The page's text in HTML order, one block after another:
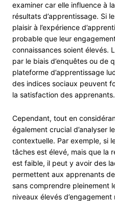
examiner car elle influence à
résultats d’apprentissage. Si
plaisir à l’expérience
probable que leur
connaissances soient élevés.
par le biais d’enquêtes ou de
plateforme d’apprentissage
des indices sociaux peuvent
la satisfaction des apprenants.
Cependant, tout en
également crucial d’analyser
contextuelle. Par exemple, si
tâches est élevé, mais que la
est faible, il peut y avoir des
permettent aux apprenants
sans comprendre pleinement
niveaux élevés